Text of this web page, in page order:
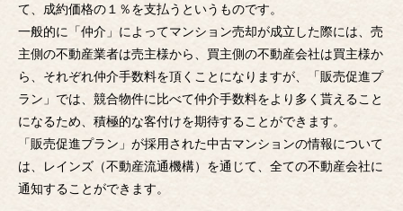
て、成約価格の１％を支払うというものです。
一般的に「仲介」によってマンション売却が成立した際には、売
主側の不動産業者は売主様から、買主側の不動産会社は買主様か
ら、それぞれ仲介手数料を頂くことになりますが、「販売促進プ
ラン」では、競合物件に比べて仲介手数料をより多く貰えること
になるため、積極的な客付けを期待することができます。
「販売促進プラン」が採用された中古マンションの情報について
は、レインズ（不動産流通機構）を通じて、全ての不動産会社に
通知することができます。